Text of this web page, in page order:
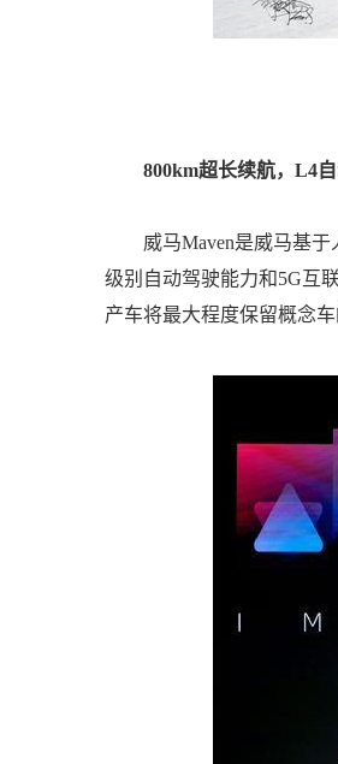
800km超长续航，L4
威马Maven是威马基于
级别自动驾驶能力和5G互
产车将最大程度保留概念